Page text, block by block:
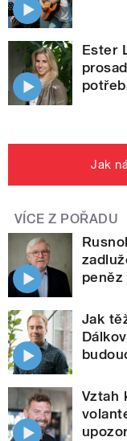
Ester
Jak
VÍCE Z POŘADU
Jak
Vztah